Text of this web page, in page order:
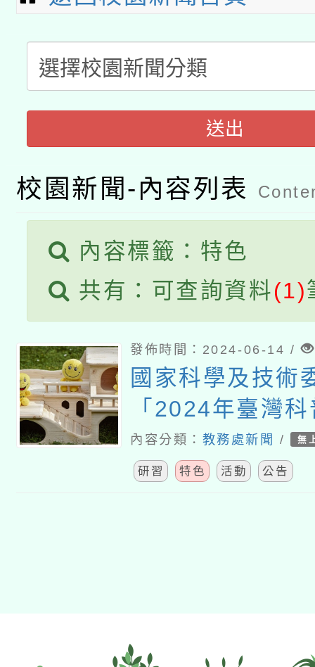
本館辦理115年度閱讀
暨閱讀推動專業研習
科技賦能─人工智慧
礎課程
A3數位素養講師名單
「數位內容與教學軟
薪期間赴陸應申請許可
轉知經濟部水利署委託
業技術研究院辦理「
用水績優單位及節水達
動」
115年8月22日(星期六
桃園市孔廟祈福系列
開 智慧啟航」
2026年桃園地景藝術
送出
校園新聞-內容列表
內容標籤：特色
共有：可查詢資料(1)
發佈時間：2024-06-14 /
國家科學及技術
「2024年臺灣
車」訂 於113年
10月26日舉辦
內容分類： 教務處新聞 / 無
研習 特色 活動 公告